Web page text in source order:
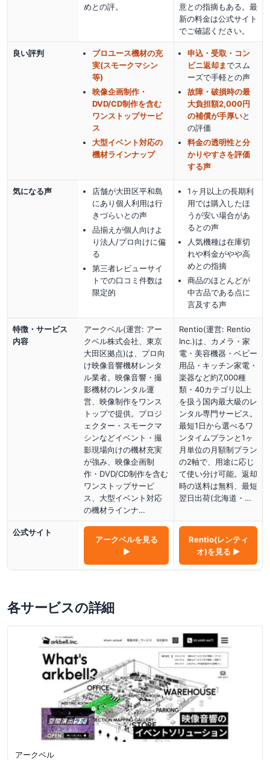
めとの評。
意との指摘もある。最
新の料金は公式サイト
でご確認ください。
良い評判
プロユース機材の充
実(スモークマシン
等)
映像企画制作・
DVD/CD制作を含む
ワンストップサービ
ス
大型イベント対応の
機材ラインナップ
申込・受取・コン
ビニ返却までスム
ーズで手軽との声
故障・破損時の最
大負担額2,000円
の補償が手厚いと
の評価
料金の透明性と分
かりやすさを評価
する声
気になる声
店舗が大田区平和島
にあり個人利用は行
きづらいとの声
品揃えが個人向けよ
り法人/プロ向けに偏
る
第三者レビューサイ
トでの口コミ件数は
限定的
1ヶ月以上の長期利
用では購入したほ
うが安い場合があ
るとの声
人気機種は在庫切
れや料金がやや高
めとの指摘
商品のほとんどが
中古品である点に
言及する声
特徴・サービス
内容
アークベル(運営: アー
クベル株式会社、東京
大田区拠点)は、プロ向
け映像音響機材レンタ
ル業者。映像音響・撮
影機材のレンタル運
営、映像制作をワンス
トップで提供。プロジ
ェクター・スモークマ
シンなどイベント・撮
影現場向けの機材充実
が強み、映像企画制
作・DVD/CD制作を含む
ワンストップサービ
ス、大型イベント対応
の機材ラインナ…
Rentio(運営: Rentio
Inc.)は、カメラ・家
電・美容機器・ベビー
用品・キッチン家電・
楽器など約7,000種
類・40カテゴリ以上
を扱う国内最大級のレ
ンタル専門サービス。
最短1日から選べるワ
ンタイムプランと1ヶ
月単位の月額制プラン
の2軸で、用途に応じ
て使い分け可能。返却
時の送料は無料、最短
翌日出荷(北海道・…
公式サイト
アークベルを見る
▶
Rentio(レンティ
オ)を見る ▶
各サービスの詳細
アークベル